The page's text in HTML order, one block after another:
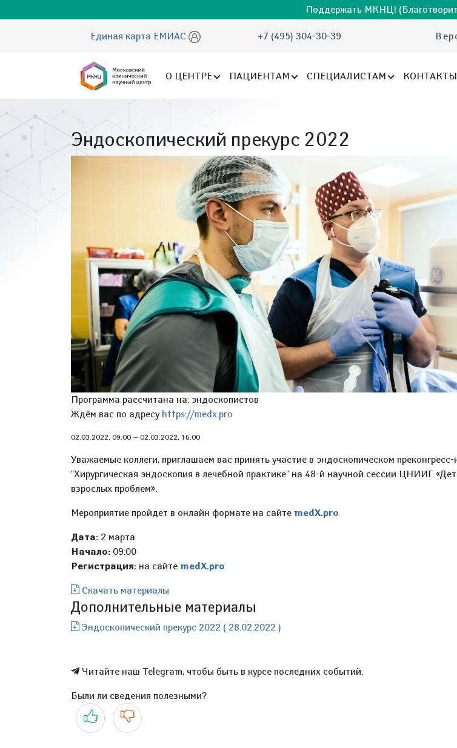
Поддержать МКНЦ!
Единая карта ЕМИАС +7 (495) 304-30-39
О ЦЕНТРЕ ПАЦИЕНТАМ СПЕЦИАЛИСТАМ КОНТАКТЫ
Эндоскопический прекурс 2022
Программа рассчитана на: эндоскопистов
Ждём вас по адресу https://medx.pro
02.03.2022, 09:00 — 02.03.2022, 16:00
Уважаемые коллеги, приглашаем вас принять участие в эндоскопическом преконгресс-
"Хирургическая эндоскопия в лечебной практике" на 48-й научной сессии ЦНИИГ
взрослых проблем».
Мероприятие пройдет в онлайн формате на сайте medX.pro
Дата: 2 марта
Начало: 09:00
Регистрация: на сайте medX.pro
Скачать материалы
Дополнительные материалы
Эндоскопический прекурс 2022 ( 28.02.2022 )
Читайте наш Telegram, чтобы быть в курсе последних событий.
Были ли сведения полезными?
Да Нет